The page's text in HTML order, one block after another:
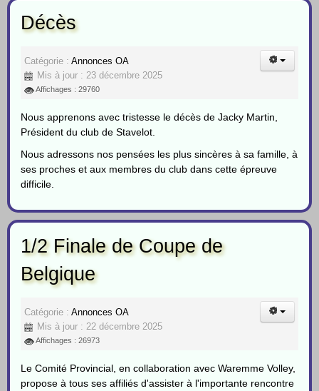
Décès
Catégorie : Annonces OA
Mis à jour : 23 décembre 2025
Affichages : 29760
Nous apprenons avec tristesse le décès de Jacky Martin,
Président du club de Stavelot.
Nous adressons nos pensées les plus sincères à sa famille, à
ses proches et aux membres du club dans cette épreuve
difficile.
1/2 Finale de Coupe de
Belgique
Catégorie : Annonces OA
Mis à jour : 22 décembre 2025
Affichages : 26973
Le Comité Provincial, en collaboration avec Waremme Volley,
propose à tous ses affiliés d'assister à l'importante rencontre